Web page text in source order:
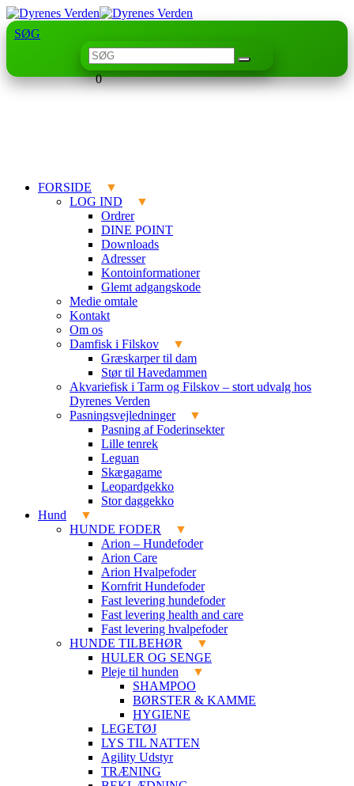
SØG
0
FORSIDE
LOG IND
Ordrer
DINE POINT
Downloads
Adresser
Kontoinformationer
Glemt adgangskode
Medie omtale
Kontakt
Om os
Damfisk i Filskov
Græskarper til dam
Stør til Havedammen
Akvariefisk i Tarm og Filskov – stort udvalg hos
Dyrenes Verden
Pasningsvejledninger
Pasning af Foderinsekter
Lille tenrek
Leguan
Skægagame
Leopardgekko
Stor daggekko
Hund
HUNDE FODER
Arion – Hundefoder
Arion Care
Arion Hvalpefoder
Kornfrit Hundefoder
Fast levering hundefoder
Fast levering health and care
Fast levering hvalpefoder
HUNDE TILBEHØR
HULER OG SENGE
Pleje til hunden
SHAMPOO
BØRSTER & KAMME
HYGIENE
LEGETØJ
LYS TIL NATTEN
Agility Udstyr
TRÆNING